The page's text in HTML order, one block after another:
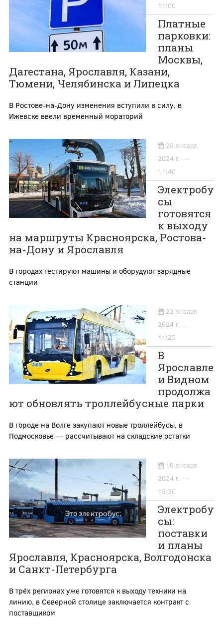
11:00
Платные
парковки:
планы
Москвы,
Дагестана, Ярославля, Казани,
Тюмени, Челябинска и Липецка
В Ростове-на-Дону изменения вступили в силу, в
Ижевске ввели временный мораторий
26 января
2024 г. —
11:40
Электробу
сы
готовятся
к выходу
на маршруты Красноярска, Ростова-
на-Дону и Ярославля
В городах тестируют машины и оборудуют зарядные
станции
22 января
2024 г. —
11:25
В
Ярославле
и Видном
продолжа
ют обновлять троллейбусные парки
В городе на Волге закупают новые троллейбусы, в
Подмосковье — рассчитывают на складские остатки
16 января
2024 г. —
13:30
Электробу
сы:
поставки
и планы
Ярославля, Красноярска, Волгодонска
и Санкт-Петербурга
В трёх регионах уже готовятся к выходу техники на
линию, в Северной столице заключается контракт с
поставщиком